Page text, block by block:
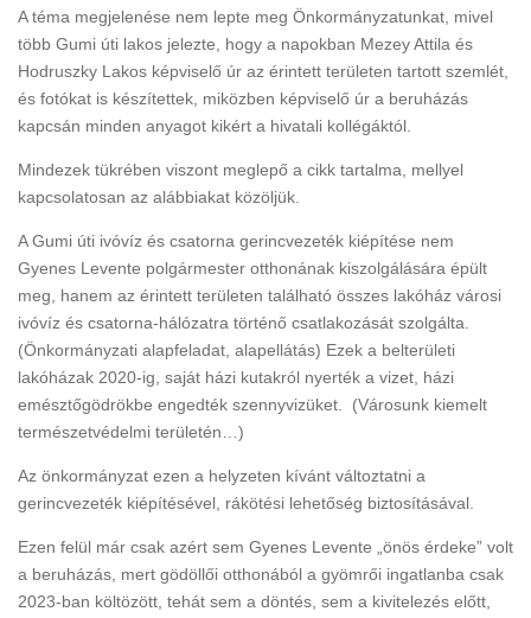
A téma megjelenése nem lepte meg Önkormányzatunkat, mivel
több Gumi úti lakos jelezte, hogy a napokban Mezey Attila és
Hodruszky Lakos képviselő úr az érintett területen tartott szemlét,
és fotókat is készítettek, miközben képviselő úr a beruházás
kapcsán minden anyagot kikért a hivatali kollégáktól.
Mindezek tükrében viszont meglepő a cikk tartalma, mellyel
kapcsolatosan az alábbiakat közöljük.
A Gumi úti ivóvíz és csatorna gerincvezeték kiépítése nem
Gyenes Levente polgármester otthonának kiszolgálására épült
meg, hanem az érintett területen található összes lakóház városi
ivóvíz és csatorna-hálózatra történő csatlakozását szolgálta.
(Önkormányzati alapfeladat, alapellátás) Ezek a belterületi
lakóházak 2020-ig, saját házi kutakról nyerték a vizet, házi
emésztőgödrökbe engedték szennyvizüket. (Városunk kiemelt
természetvédelmi területén…)
Az önkormányzat ezen a helyzeten kívánt változtatni a
gerincvezeték kiépítésével, rákötési lehetőség biztosításával.
Ezen felül már csak azért sem Gyenes Levente „önös érdeke” volt
a beruházás, mert gödöllői otthonából a gyömrői ingatlanba csak
2023-ban költözött, tehát sem a döntés, sem a kivitelezés előtt,